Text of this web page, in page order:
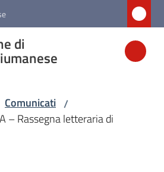
di
Comunicati /
– Rassegna letteraria di